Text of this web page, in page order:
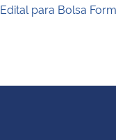
Edital para Bolsa